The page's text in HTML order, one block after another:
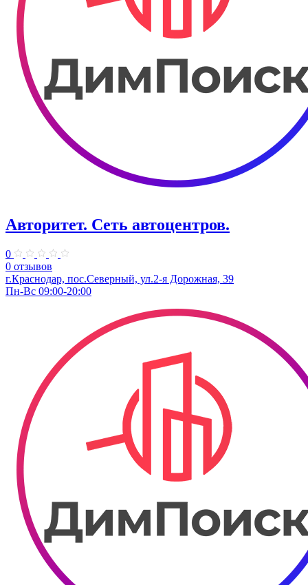
Авторитет. ​Сеть автоцентров.
0
0 отзывов
г.Краснодар, пос.Северный, ул.2-я ​Дорожная, 39​
Пн-Вс 09:00-20:00